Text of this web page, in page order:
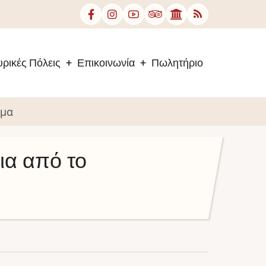
Πόλεις Επικοινωνία Πωλητήριο
από το